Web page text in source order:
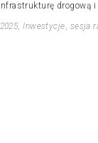
drogową
,Inwestycje, sesja